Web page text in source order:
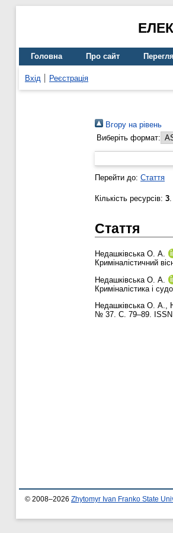
Головна Про сайт
Вхід Реєстрація
Вгору на рівень
Виберіть формат:
Перейти до: Стаття
Кількість ресурсів: 3.
Стаття
Недашківська О. А.
Криміналістичний
Недашківська О. А.
Криміналістика і
Недашківська О. А.
№ 37. С. 79–89. ISSN
© 2008–2026 Zhytomyr Ivan Franko State